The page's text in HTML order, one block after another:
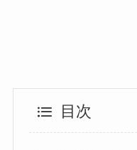
目次